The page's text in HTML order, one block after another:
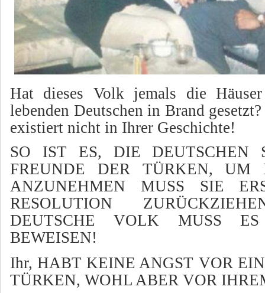
Hat dieses Volk jemals die
lebenden Deutschen in Brand
existiert nicht in Ihrer Geschichte!
SO IST ES, DIE DEUTSCHEN
FREUNDE DER TÜRKEN, UM
ANZUNEHMEN MUSS SIE
RESOLUTION
DEUTSCHE VOLK MUSS
BEWEISEN!
Ihr, HABT KEINE ANGST VOR
TÜRKEN, WOHL ABER VOR